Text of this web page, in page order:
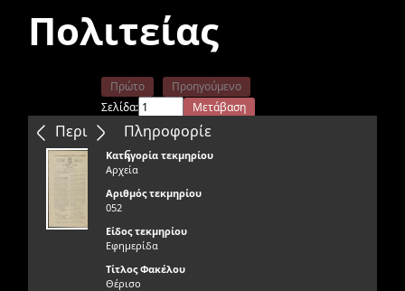
Πολιτείας
Περιεχόμενα
Πρώτο
Προηγούμενο
Σελίδα:
Μετάβαση
Επόμενο
Τελευταίο
Πληροφορίε
ς
Κατηγορία τεκμηρίου
Αρχεία
Αριθμός τεκμηρίου
052
Είδος τεκμηρίου
Εφημερίδα
Τίτλος Φακέλου
Θέρισο